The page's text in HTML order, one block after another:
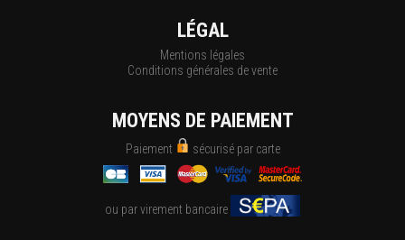
LÉGAL
Mentions légales
Conditions générales de vente
MOYENS DE PAIEMENT
Paiement sécurisé par carte
ou par virement bancaire